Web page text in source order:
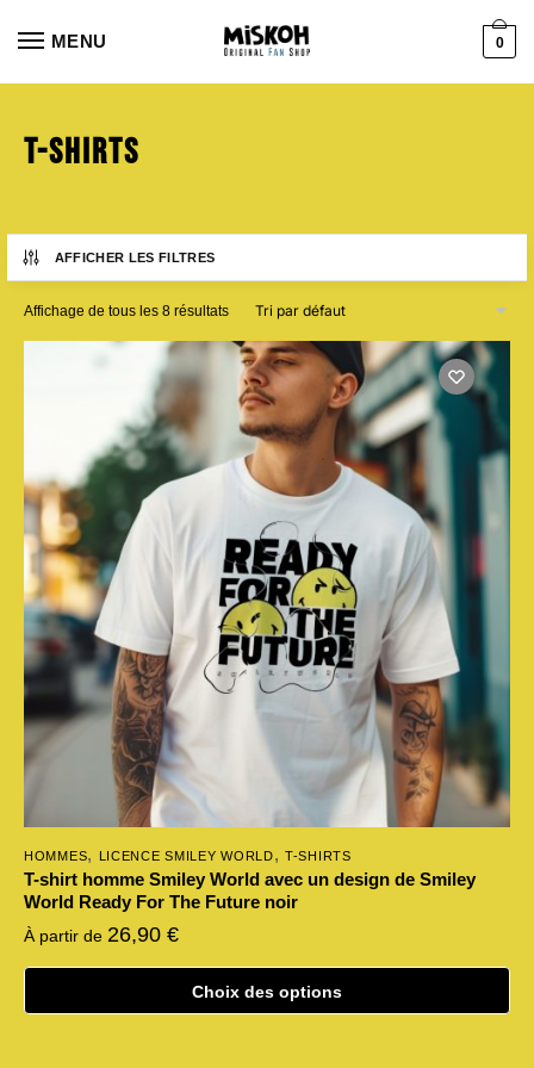
MENU 0
T-shirts
AFFICHER LES FILTRES
Affichage de tous les 8 résultats
HOMMES, LICENCE SMILEY WORLD,T-SHIRTS
T-shirt homme Smiley World avec un design de Smiley
World Ready For The Future noir
À partir de 26,90 €
Choix des options